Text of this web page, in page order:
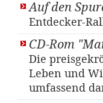
Auf den
Entdecker-
CD-Rom
Die
Leben und
umfassend